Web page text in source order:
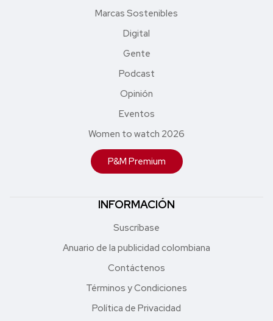
Marcas Sostenibles
Digital
Gente
Podcast
Opinión
Eventos
Women to watch 2026
P&M Premium
INFORMACIÓN
Suscríbase
Anuario de la publicidad colombiana
Contáctenos
Términos y Condiciones
Política de Privacidad